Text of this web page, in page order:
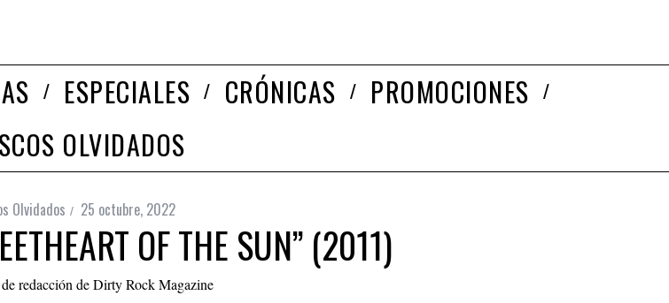
ESPECIALES CRÓNICAS
PROMOCIONES
OLVIDADOS
Olvidados 25 octubre, 2022
OF THE SUN” (2011)
redacción de Dirty Rock Magazine